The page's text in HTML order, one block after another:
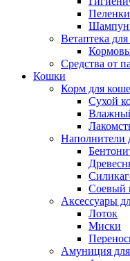
Пеленки
Ветаптека для
Средства от
Кошки
Корм для
Сухой
Наполнители
Соевый
Аксессуары
Лоток
Миски
Амуниция